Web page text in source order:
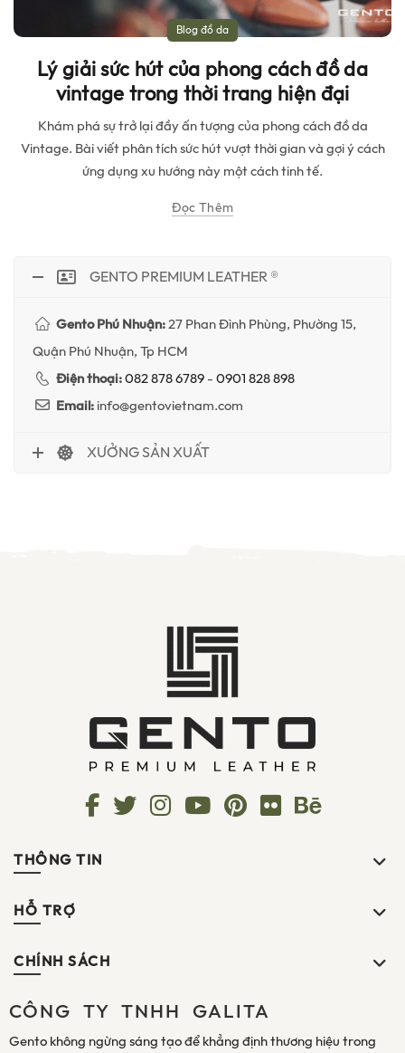
Blog đồ da
Lý giải sức hút của phong cách đồ da
vintage trong thời trang hiện đại
Khám phá sự trở lại đầy ấn tượng của phong cách đồ da
Vintage. Bài viết phân tích sức hút vượt thời gian và gợi ý cách
ứng dụng xu hướng này một cách tinh tế.
Đọc Thêm
GENTO PREMIUM LEATHER ®
Gento Phú Nhuận:27 Phan Đình Phùng, Phường 15,
Quận Phú Nhuận, Tp HCM
Điện thoại:082 878 6789-0901 828 898
Email:info@gentovietnam.com
XƯỞNG SẢN XUẤT
THÔNG TIN
HỖ TRỢ
CHÍNH SÁCH
CÔNG TY TNHH GALITA
Gento không ngừng sáng tạo để khẳng định thương hiệu trong